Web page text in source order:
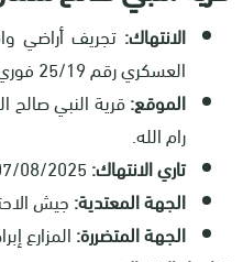
الانتهاك:
العسكري رقم 25/19 فوري ومستعجل.
الموقع:قرية النبي صالح
رام الله.
تاري الانتهاك:08/2025.
الجهة المعتدية:جيش
الجهة المتضررة:المزارع